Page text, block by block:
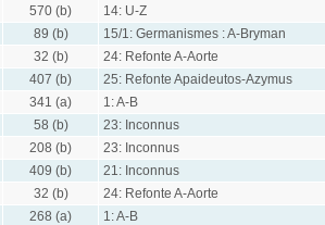
570 (b)
14: U-Z
89 (b)
15/1: Germanismes : A-Bryman
32 (b)
24: Refonte A-Aorte
407 (b)
25: Refonte Apaideutos-Azymus
341 (a)
1: A-B
58 (b)
23: Inconnus
208 (b)
23: Inconnus
409 (b)
21: Inconnus
32 (b)
24: Refonte A-Aorte
268 (a)
1: A-B